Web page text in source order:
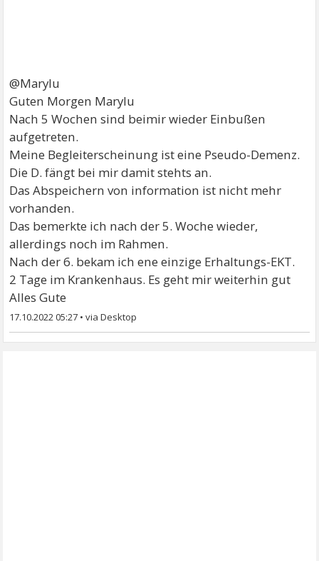
@Marylu
Guten Morgen Marylu
Nach 5 Wochen sind beimir wieder Einbußen
aufgetreten.
Meine Begleiterscheinung ist eine Pseudo-Demenz.
Die D. fängt bei mir damit stehts an.
Das Abspeichern von information ist nicht mehr
vorhanden.
Das bemerkte ich nach der 5. Woche wieder,
allerdings noch im Rahmen.
Nach der 6. bekam ich ene einzige Erhaltungs-EKT.
2 Tage im Krankenhaus. Es geht mir weiterhin gut
Alles Gute
17.10.2022 05:27 •